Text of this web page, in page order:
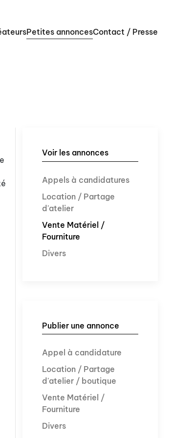
Petites annoncesContact / Presse
Voir les annonces
Appels à candidatures
Location / Partage
d'atelier
Vente Matériel /
Fourniture
Divers
Publier une annonce
Appel à candidature
Location / Partage
d'atelier / boutique
Vente Matériel /
Fourniture
Divers